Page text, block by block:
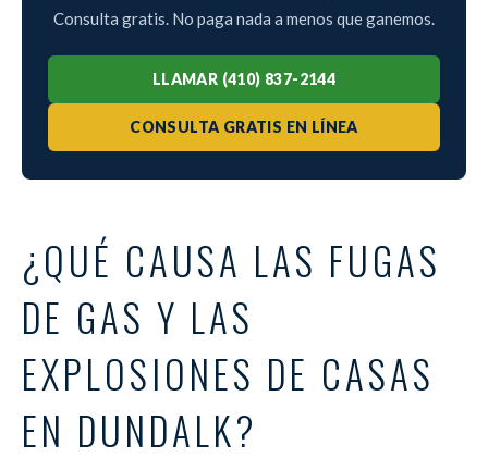
Consulta gratis. No paga nada a menos que ganemos.
LLAMAR (410) 837-2144
CONSULTA GRATIS EN LÍNEA
¿QUÉ CAUSA LAS FUGAS
DE GAS Y LAS
EXPLOSIONES DE CASAS
EN DUNDALK?